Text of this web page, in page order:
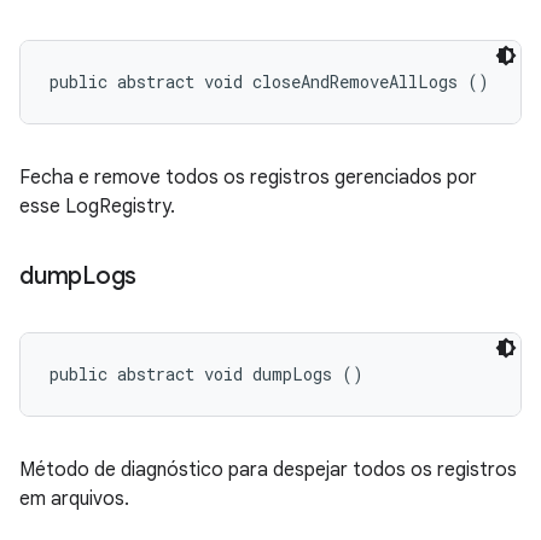
public abstract void closeAndRemoveAllLogs ()
Fecha e remove todos os registros gerenciados por
esse LogRegistry.
dumpLogs
public abstract void dumpLogs ()
Método de diagnóstico para despejar todos os registros
em arquivos.